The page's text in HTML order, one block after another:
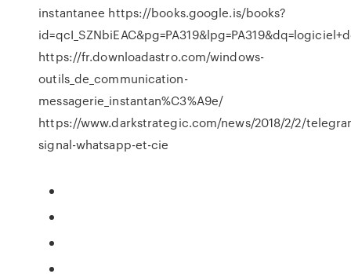
instantanee https://books.google.is/books?
https://fr.downloadastro.com/windows-
outils_de_communication-
messagerie_instantan%C3%A9e/
https://www.darkstrategic.com/news/2018/2/2/
signal-whatsapp-et-cie